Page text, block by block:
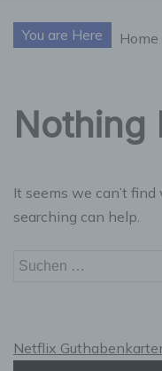
You are Here Home
Nothing
It seems we can’t
searching can help.
Suchen
Netflix